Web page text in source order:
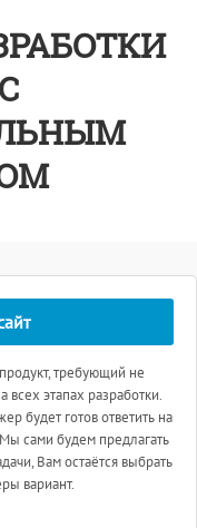
требующий не
всех этапах разработки.
будет готов ответить на
сами будем предлагать
Вам остаётся выбрать
вариант.